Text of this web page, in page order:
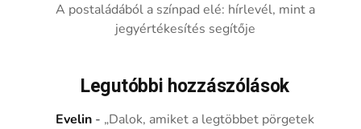
A postaládából a színpad elé: hírlevél, mint a
jegyértékesítés segítője
Legutóbbi hozzászólások
Evelin - „Dalok, amiket a legtöbbet pörgetek